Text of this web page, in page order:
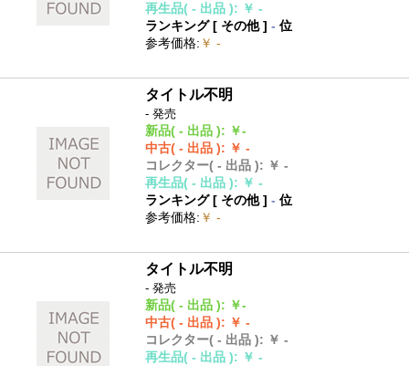
再生品( - 出品 ): ￥ -
ランキング [ その他]- 位
参考価格: ￥ -
タイトル不明
- 発売
新品( - 出品 ): ￥-
中古( - 出品 ): ￥ -
コレクター( - 出品 ): ￥ -
再生品( - 出品 ): ￥ -
ランキング [ その他]- 位
参考価格: ￥ -
タイトル不明
- 発売
新品( - 出品 ): ￥-
中古( - 出品 ): ￥ -
コレクター( - 出品 ): ￥ -
再生品( - 出品 ): ￥ -